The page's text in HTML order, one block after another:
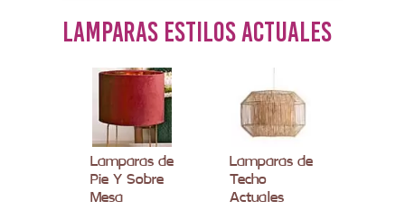
Lamparas Estilos Actuales
Lamparas de
Pie Y Sobre
Mesa
Lamparas de
Techo
Actuales